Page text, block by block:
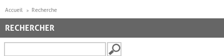
Accueil Recherche
RECHERCHER